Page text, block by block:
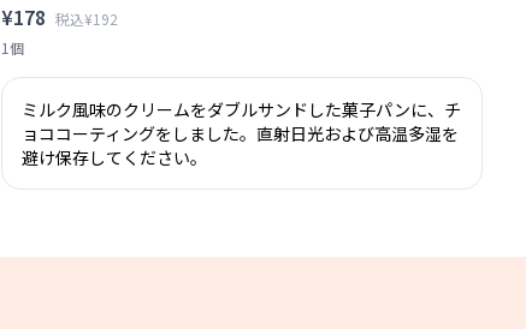
¥178 税込¥192
1個
ミルク風味のクリームをダブルサンドした菓子パンに、チ
ョココーティングをしました。直射日光および高温多湿を
避け保存してください。